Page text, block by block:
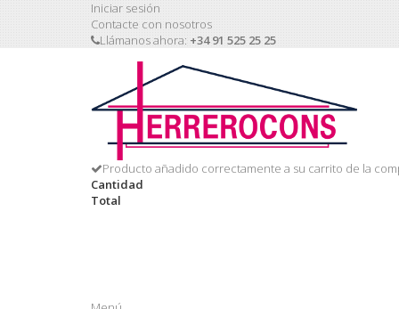
Iniciar sesión
Contacte con nosotros
Llámanos ahora: +34 91 525 25 25
Producto añadido correctamente a su carrito de la
Cantidad
Total